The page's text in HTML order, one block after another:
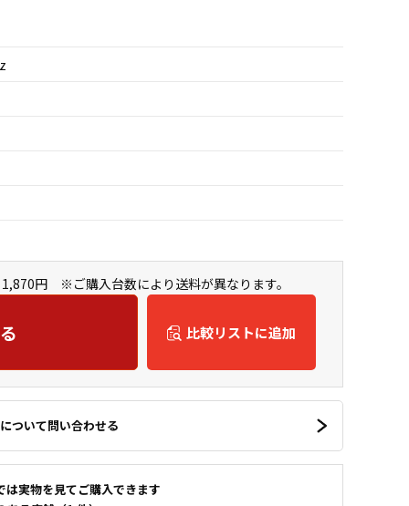
円 ※ご購入台数により送料が異なります。
比較リストに追加
ついて問い合わせる
は実物を見てご購入できます